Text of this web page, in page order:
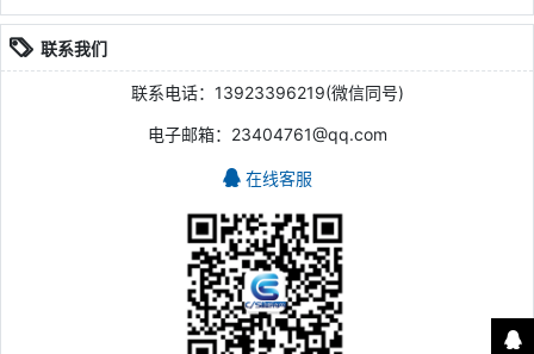
联系我们
联系电话：13923396219(微信同号)
电子邮箱：23404761@qq.com
在线客服